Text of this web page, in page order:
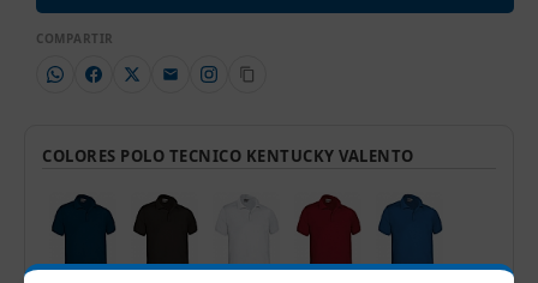
COMPARTIR
COLORES POLO TECNICO KENTUCKY VALENTO